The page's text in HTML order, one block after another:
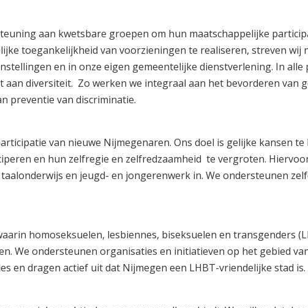
aan kwetsbare groepen om hun maatschappelijke
toegankelijkheid van voorzieningen te realiseren, streven wij
en in onze eigen gemeentelijke dienstverlening. In alle
aan diversiteit. Zo werken we integraal aan het bevorderen van
preventie van discriminatie.
van nieuwe Nijmegenaren. Ons doel is gelijke kansen te
en hun zelfregie en zelfredzaamheid te vergroten.
en jeugd- en jongerenwerk in. We ondersteunen
homoseksuelen, lesbiennes, biseksuelen en transgenders
We ondersteunen organisaties en initiatieven op het gebied
en dragen actief uit dat Nijmegen een LHBT-vriendelijke stad is.